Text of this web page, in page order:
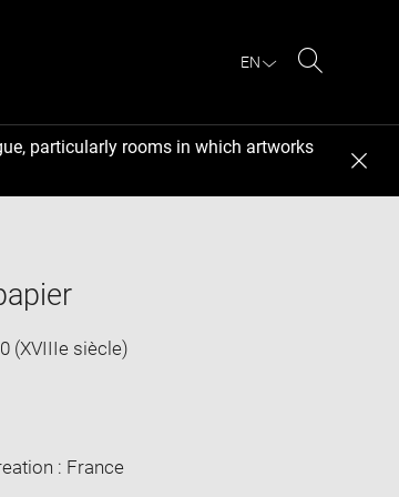
EN
particularly rooms in which artworks
(XVIIIe siècle)
: France